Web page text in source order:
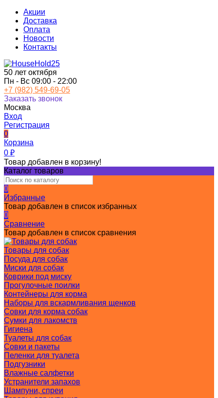
Акции
Доставка
Оплата
Новости
Контакты
50 лет октября
Пн - Вс 09:00 - 22:00
+7 (982) 549-69-05
Заказать звонок
Москва
Вход
Регистрация
0
Корзина
0 ₽
Товар добавлен в корзину!
Каталог товаров
0
Избранные
Товар добавлен в список избранных
0
Сравнение
Товар добавлен в список сравнения
Товары для собак
Посуда для собак
Миски для собак
Коврики под миску
Прогулочные поилки
Контейнеры для корма
Наборы для вскармливания щенков
Совки для корма собак
Сумки для лакомств
Гигиена
Туалеты для собак
Совки и пакеты
Пеленки для туалета
Подгузники
Влажные салфетки
Устранители запахов
Шампуни, спреи